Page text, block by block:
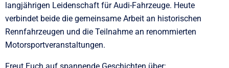
langjährigen Leidenschaft für Audi-Fahrzeuge. Heute
verbindet beide die gemeinsame Arbeit an historischen
Rennfahrzeugen und die Teilnahme an renommierten
Motorsportveranstaltungen.